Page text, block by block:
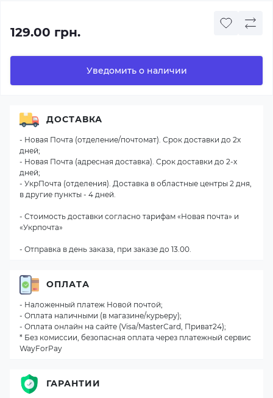
129.00 грн.
Уведомить о наличии
ДОСТАВКА
- Новая Почта (отделение/почтомат). Срок доставки до 2х
дней;
- Новая Почта (адресная доставка). Срок доставки до 2-х
дней;
- УкрПочта (отделения). Доставка в областные центры 2 дня,
в другие пункты - 4 дней.
- Стоимость доставки согласно тарифам «Новая почта» и
«Укрпочта»
- Отправка в день заказа, при заказе до 13.00.
ОПЛАТА
- Наложенный платеж Новой почтой;
- Оплата наличными (в магазине/курьеру);
- Оплата онлайн на сайте (Visa/MasterCard, Приват24);
* Без комиссии, безопасная оплата через платежный сервис
WayForPay
ГАРАНТИИ